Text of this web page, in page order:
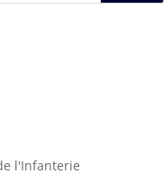
l'Infanterie